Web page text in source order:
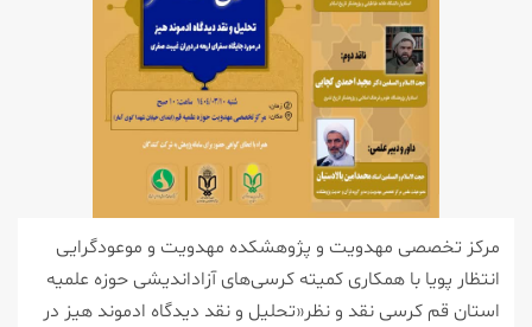
مرکز تخصصی مهدویت و پژوهشکده مهدویت و موعودگرایی
انتظار پویا با همکاری کمیته کرسی‌های آزاداندیشی حوزه‌ علمیه
استان قم کرسی نقد و نظر«تحلیل و نقد دیدگاه ادموند هیز در